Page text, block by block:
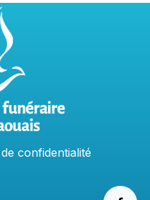
de confidentialit​é